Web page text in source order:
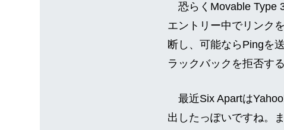
恐らくMovable Type
エントリー中でリンク
断し、可能ならPingを
ラックバックを拒否す
最近Six Apartは
出したっぽいですね。